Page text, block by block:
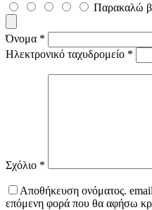
Παρακαλώ
Όνομα *
Ηλεκτρονικό ταχυδρομείο *
Σχόλιο *
Αποθήκευση ονόματος.
επόμενη φορά που θα αφήσω